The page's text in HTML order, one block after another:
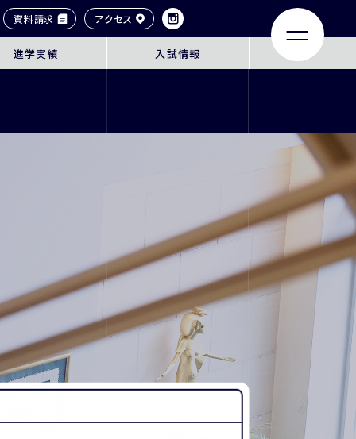
資料請求 アクセス
進学実績 入試情報
ネル
大学合格実績
“好き”から始まる未来への学び
探究Report.